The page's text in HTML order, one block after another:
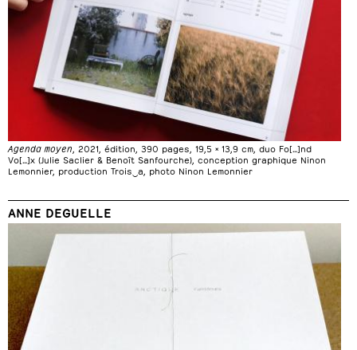
Agenda moyen , 2021, édition, 390 pages, 19,5 × 13,9 cm, duo Fo[…]nd
Vo[…]x (Julie Saclier & Benoît Sanfourche), conception graphique Ninon
Lemonnier, production Trois‿a, photo Ninon Lemonnier
ANNE DEGUELLE